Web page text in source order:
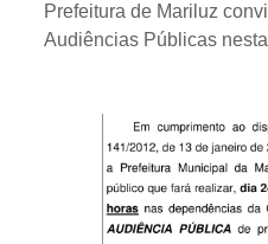
Prefeitura de Mariluz
Audiências Públicas